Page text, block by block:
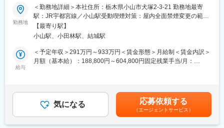
変更の範囲：会社の定める業務
・スタッフ育成・マネジメント
・労務管理・シフト管理
■キャリアパス：
性に応じて、
部門責任者⇒副店長⇒店長⇒SV（複数店舗統括／BeOP）へキャ
なぐ役割を担う重要ポジションです。
■同社について：
経常利益率も高く、現在はデジタル領域に積極的に投資を行い、
■業務概要：
顧客の要件を満たすシステム／ソフトウェア開発業務をお任せし
ます。
■具体的には：
◇C#やVB.Net、Java等によるシステムの開発
◇PLCプログラムの開発 など
※案件によって、出張等が発生する場合もあります。
勤務地
＜勤務地詳細＞本社住所：栃木県小山市犬塚2-3-21 勤務地最寄
駅：JR宇都宮線／小山駅受動喫煙対策：屋内全面禁煙変更の範
囲：会社の定める事業所
【最寄り駅】
小山駅、小田林駅、結城駅
給与
＜予定年収＞291万円～933万円＜賃金形態＞月給制＜賃金内訳＞
月額（基本給）：188,800円～604,800円固定残業手当/月：
収：2,914,600円～9,336,600円■賞与（前年度実績）：年2回■賞
与金額：450,000 円 ～ 1,200,000 円（前年度実績）■昇給：あり
（前年度実績）■昇給金額 1月あたり：7,000円～30,000円（前年
度実績）賃金はあくまでも目安の金額であり、選考を通じて上下
気になる 応募依頼する
（エージェントサービス）